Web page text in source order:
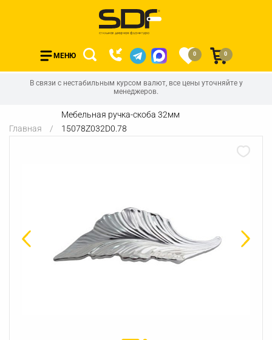
МЕНЮ 0 0
В связи с нестабильным курсом валют, все цены уточняйте у
менеджеров.
Главная
Мебельная ручка-скоба 32мм
15078Z032D0.78